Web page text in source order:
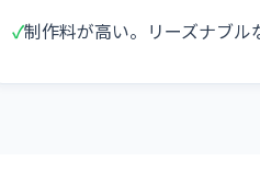
✓制作料が高い。リーズナブル